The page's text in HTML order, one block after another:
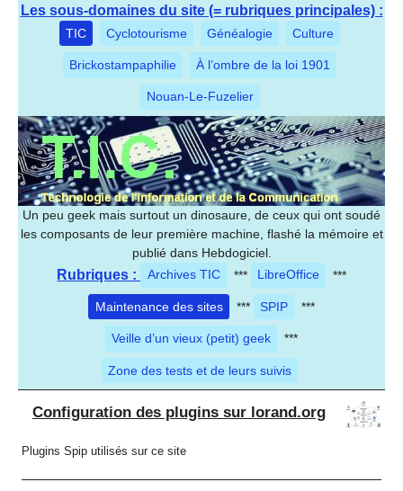
Les sous-domaines du site (= rubriques principales) :
TIC Cyclotourisme Généalogie Culture
Brickostampaphilie À l’ombre de la loi 1901
Nouan-Le-Fuzelier
Un peu geek mais surtout un dinosaure, de ceux qui ont soudé
les composants de leur première machine, flashé la mémoire et
publié dans Hebdogiciel.
Rubriques : Archives TIC *** LibreOffice ***
Maintenance des sites *** SPIP ***
Veille d’un vieux (petit) geek ***
Zone des tests et de leurs suivis
Configuration des plugins sur lorand.org
Plugins Spip utilisés sur ce site